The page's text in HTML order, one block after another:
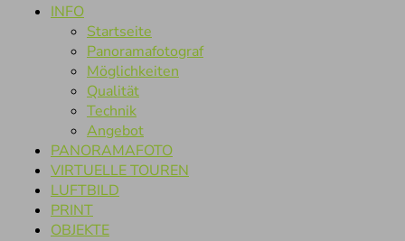
INFO
Startseite
Panoramafotograf
Möglichkeiten
Qualität
Technik
Angebot
PANORAMAFOTO
VIRTUELLE TOUREN
LUFTBILD
PRINT
OBJEKTE